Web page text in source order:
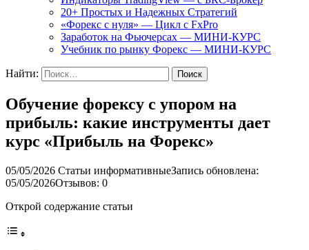
20+ Простых и Надежных Стратегий
«Форекс с нуля» — Цикл с FxPro
Заработок на Фьючерсах — МИНИ-КУРС
Учебник по рынку Форекс — МИНИ-КУРС
Найти:
Обучение форексу с упором на
прибыль: какие инструменты дает
курс «Прибыль на Форекс»
05/05/2026 Статьи информативныеЗапись обновлена:
05/05/2026Отзывов: 0
Открой содержание статьи